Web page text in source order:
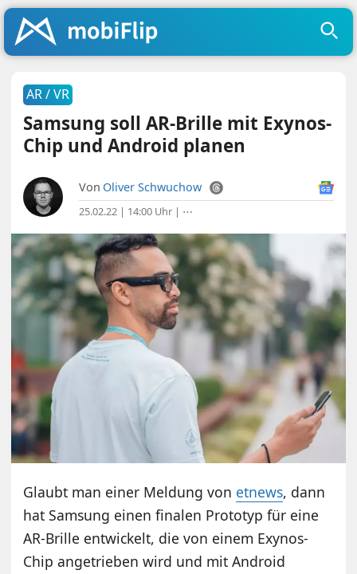
AR / VR
Samsung soll AR-Brille mit Exynos-
Chip und Android planen
Von Oliver Schwuchow
25.02.22 | 14:00 Uhr | ⋯
Glaubt man einer Meldung von etnews, dann
hat Samsung einen finalen Prototyp für eine
AR-Brille entwickelt, die von einem Exynos-
Chip angetrieben wird und mit Android